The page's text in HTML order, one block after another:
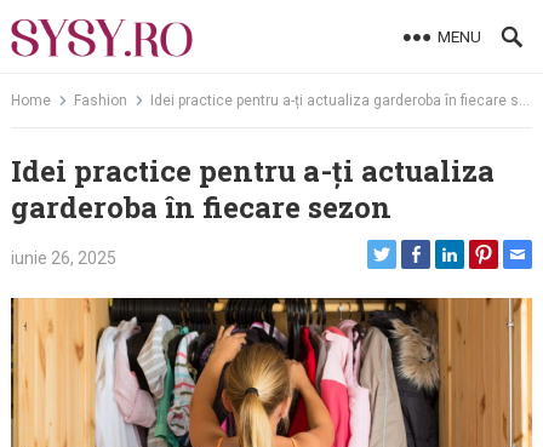
to
MENU
Home Fashion Idei practice pentru a-ți actualiza garderoba în fiecare sezon
Idei practice pentru a-ți actualiza
garderoba în fiecare sezon
iunie 26, 2025